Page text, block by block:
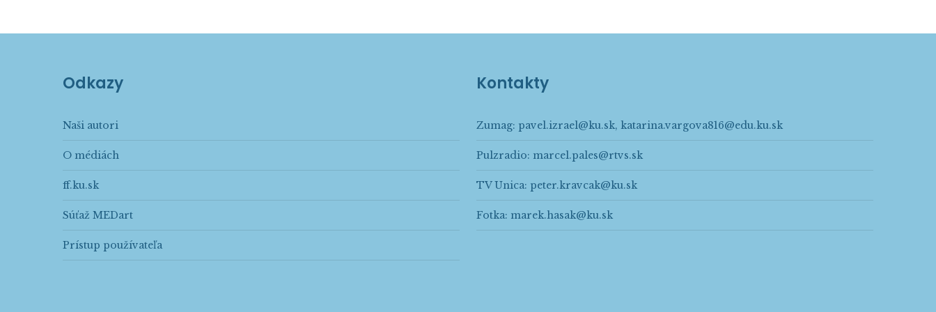
Odkazy
Naši autori
O médiách
ff.ku.sk
Súťaž MEDart
Prístup používateľa
Kontakty
Zumag: pavel.izrael@ku.sk, katarina.vargova816@edu.ku.sk
Pulzradio: marcel.pales@rtvs.sk
TV Unica: peter.kravcak@ku.sk
Fotka: marek.hasak@ku.sk